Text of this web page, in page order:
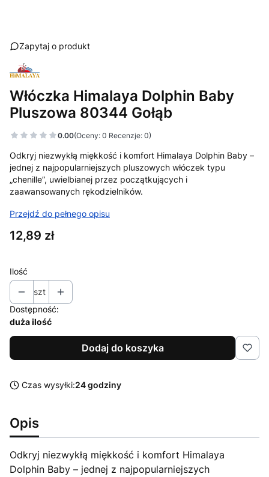
Zapytaj o produkt
Włóczka Himalaya Dolphin Baby
Pluszowa 80344 Gołąb
0.00(Oceny: 0 Recenzje: 0)
Odkryj niezwykłą miękkość i komfort Himalaya Dolphin Baby –
jednej z najpopularniejszych pluszowych włóczek typu
„chenille”, uwielbianej przez początkujących i
zaawansowanych rękodzielników.
Przejdź do pełnego opisu
Cena
12,89 zł
Ilość
szt
Dostępność:
duża ilość
Dodaj do koszyka
Czas wysyłki:24 godziny
Opis
Odkryj niezwykłą miękkość i komfort Himalaya
Dolphin Baby – jednej z najpopularniejszych